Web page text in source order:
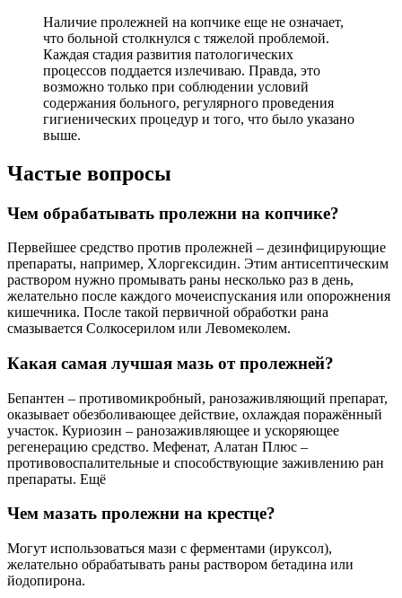
Наличие пролежней на копчике еще не означает,
что больной столкнулся с тяжелой проблемой.
Каждая стадия развития патологических
процессов поддается излечиваю. Правда, это
возможно только при соблюдении условий
содержания больного, регулярного проведения
гигиенических процедур и того, что было указано
выше.
Частые вопросы
Чем обрабатывать пролежни на копчике?
Первейшее средство против пролежней – дезинфицирующие
препараты, например, Хлоргексидин. Этим антисептическим
раствором нужно промывать раны несколько раз в день,
желательно после каждого мочеиспускания или опорожнения
кишечника. После такой первичной обработки рана
смазывается Солкосерилом или Левомеколем.
Какая самая лучшая мазь от пролежней?
Бепантен – противомикробный, ранозаживляющий препарат,
оказывает обезболивающее действие, охлаждая поражённый
участок. Куриозин – ранозаживляющее и ускоряющее
регенерацию средство. Мефенат, Алатан Плюс –
противовоспалительные и способствующие заживлению ран
препараты. Ещё
Чем мазать пролежни на крестце?
Могут использоваться мази с ферментами (ируксол),
желательно обрабатывать раны раствором бетадина или
йодопирона.